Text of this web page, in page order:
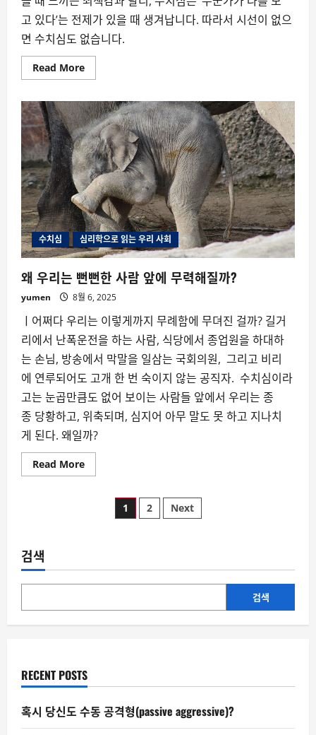
고 있다’는 전제가 있을 때 생겨납니다. 따라서 시선이 없으
면 수치심도 없습니다.
Read MoreRead
more
치
심
잃
어
버
린
사
회
의
경
고
등
수치심 심리학으로 읽는 우리 사회
왜 우리는 뻔뻔한 사람 앞에 무력해질까?
yumen 8월 6, 2025
ㅣ어쩌다 우리는 이렇게까지 무례함에 무뎌진 걸까? 길거
리에서 난폭운전을 하는 사람, 식당에서 종업원을 하대하
는 손님, 방송에서 막말을 일삼는 국회의원, 그리고 비리
에 연루되어도 고개 한 번 숙이지 않는 공직자. 수치심이라
고는 눈곱만큼도 없어 보이는 사람들 앞에서 우리는 종
종 당황하고, 위축되며, 심지어 아무 말도 못 하고 지나치
게 된다. 왜일까?
Read MoreRead
more
람
앞
력
글
이
매
1 2 Next
검색
검색
RECENT POSTS
혹시 당신도 수동 공격형(passive aggressive)?